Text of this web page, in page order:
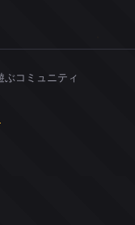
コミュニティ